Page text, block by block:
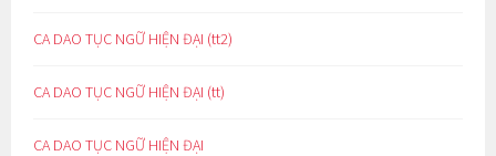
CA DAO TỤC NGỮ HIỆN ĐẠI (tt2)
CA DAO TỤC NGỮ HIỆN ĐẠI (tt)
CA DAO TỤC NGỮ HIỆN ĐẠI